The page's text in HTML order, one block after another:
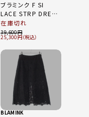
ブラミンク F SI
LACE STRP DRESS
シルク コットン 裾 切
替 レース ドレス ワ
ンピース ブラウン
38
在庫切れ
39,600
25,300
BLAMINK